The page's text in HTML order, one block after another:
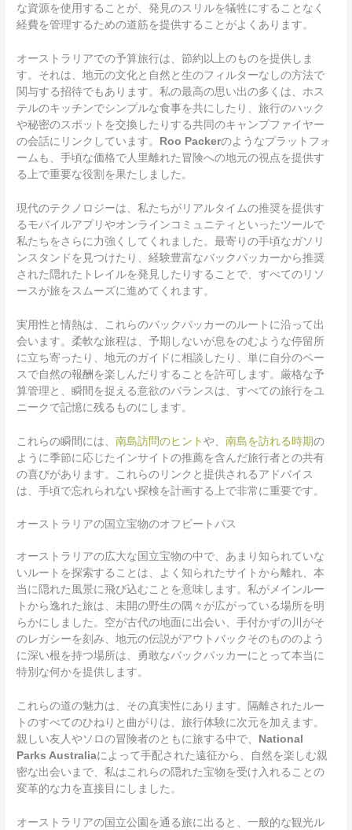
な資源を使用することが、発見のスリルを犠牲にすることなく
経費を管理するための道筋を提供することがよくあります。
オーストラリアでの予算旅行は、節約以上のものを提供しま
す。それは、地元の文化と自然と生のフィルターなしの方法で
関与する招待でもあります。私の最高の思い出の多くは、ホス
テルのキッチンでシンプルな食事を共にしたり、旅行のハック
や秘密のスポットを交換したりする共同のキャンプファイヤー
の会話にリンクしています。
Roo Packerのようなプラットフォ
ームも、手頃な価格で人里離れた冒険への地元の視点を提供す
る上で重要な役割を果たしました。
現代のテクノロジーは、私たちがリアルタイムの推奨を提供す
るモバイルアプリやオンラインコミュニティといったツールで
私たちをさらに力強くしてくれました。最寄りの手頃なガソリ
ンスタンドを見つけたり、経験豊富なバックパッカーから推奨
された隠れたトレイルを発見したりすることで、すべてのリソ
ースが旅をスムーズに進めてくれます。
実用性と情熱は、これらのバックパッカーのルートに沿って出
会います。柔軟な旅程は、予期しないが息をのむような停留所
に立ち寄ったり、地元のガイドに相談したり、単に自分のペー
スで自然の報酬を楽しんだりすることを許可します。厳格な予
算管理と、瞬間を捉える意欲のバランスは、すべての旅行をユ
ニークで記憶に残るものにします。
これらの瞬間には、南島訪問のヒントや、南島を訪れる時期の
ように季節に応じたインサイトの推薦を含んだ旅行者との共有
の喜びがあります。これらのリンクと提供されるアドバイス
は、手頃で忘れられない探検を計画する上で非常に重要です。
オーストラリアの国立宝物のオフビートパス
オーストラリアの広大な国立宝物の中で、あまり知られていな
いルートを探索することは、よく知られたサイトから離れ、本
当に隠れた風景に飛び込むことを意味します。私がメインルー
トから逸れた旅は、未開の野生の隅々が広がっている場所を明
らかにしました。空が古代の地面に出会い、手付かずの川がそ
のレガシーを刻み、地元の伝説がアウトバックそのもののよう
に深い根を持つ場所は、勇敢なバックパッカーにとって本当に
特別な何かを提供します。
これらの道の魅力は、その真実性にあります。隔離されたルー
トのすべてのひねりと曲がりは、旅行体験に次元を加えます。
親しい友人やソロの冒険者のともに旅する中で、
National
Parks Australiaによって手配された遠征から、自然を楽しむ親
密な出会いまで、私はこれらの隠れた宝物を受け入れることの
変革的な力を直接目にしました。
オーストラリアの国立公園を通る旅に出ると、一般的な観光ル